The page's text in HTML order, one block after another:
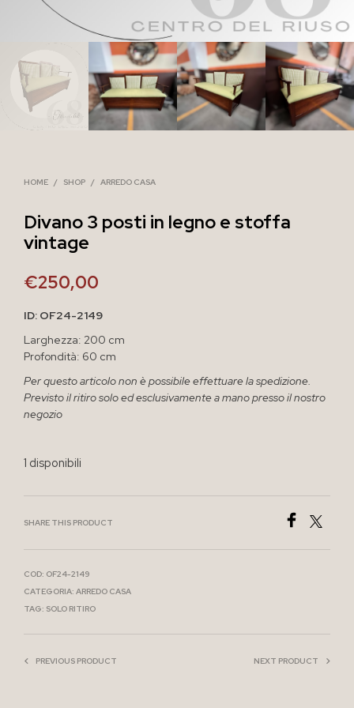
HOME / SHOP / ARREDO CASA
Divano 3 posti in legno e stoffa
vintage
€250,00
ID: OF24-2149
Larghezza: 200 cm
Profondità: 60 cm
Per questo articolo non è possibile effettuare la spedizione.
Previsto il ritiro solo ed esclusivamente a mano presso il nostro
negozio
1 disponibili
SHARE THIS PRODUCT
COD: OF24-2149
CATEGORIA: ARREDO CASA
TAG: SOLO RITIRO
PREVIOUS PRODUCT NEXT PRODUCT